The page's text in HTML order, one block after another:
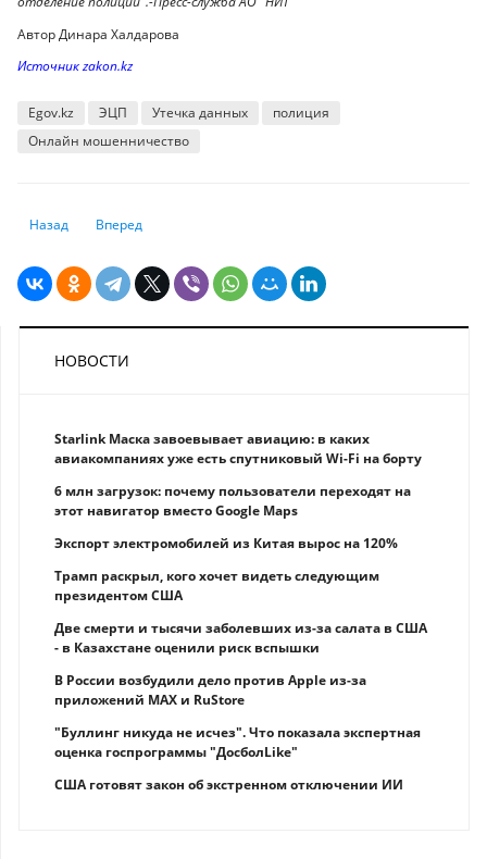
Автор Динара Халдарова
Источник zakon.kz
Egov.kz ЭЦП Утечка данных
полиция
Онлайн мошенничество
Предыдущий: Премьер министр обратился к родителям с просьбой
Назад Следующий: 1 июня в Казахстане хотят сделать выходным
Вперед
НОВОСТИ
Starlink Маска завоевывает авиацию: в каких
авиакомпаниях уже есть спутниковый Wi-Fi на борту
6 млн загрузок: почему пользователи переходят на
этот навигатор вместо Google Maps
Экспорт электромобилей из Китая вырос на 120%
Трамп раскрыл, кого хочет видеть следующим
президентом США
Две смерти и тысячи заболевших из-за салата в США
- в Казахстане оценили риск вспышки
В России возбудили дело против Apple из-за
приложений MAX и RuStore
"Буллинг никуда не исчез". Что показала экспертная
оценка госпрограммы "ДосболLike"
США готовят закон об экстренном отключении ИИ